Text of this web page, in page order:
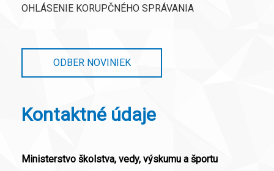
OHLÁSENIE KORUPČNÉHO SPRÁVANIA
ODBER NOVINIEK
Kontaktné údaje
Ministerstvo školstva, vedy, výskumu a športu